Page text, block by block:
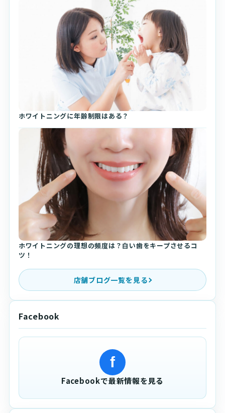
ホワイトニングに年齢制限はある？
ホワイトニングの理想の頻度は？白い歯をキープさせるコ
ツ！
店舗ブログ一覧を見る
Facebook
f
Facebookで最新情報を見る